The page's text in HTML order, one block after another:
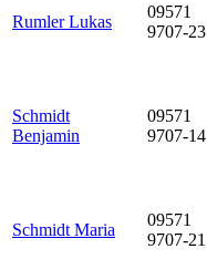
Rumler Lukas
09571
9707-23
Schmidt
Benjamin
09571
9707-14
Schmidt Maria
09571
9707-21